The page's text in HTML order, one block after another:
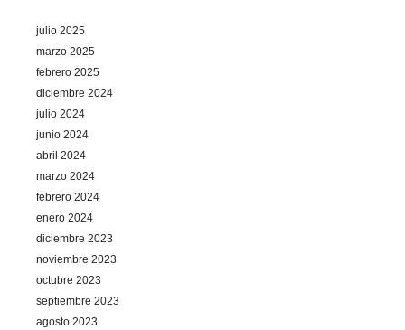
julio 2025
marzo 2025
febrero 2025
diciembre 2024
julio 2024
junio 2024
abril 2024
marzo 2024
febrero 2024
enero 2024
diciembre 2023
noviembre 2023
octubre 2023
septiembre 2023
agosto 2023